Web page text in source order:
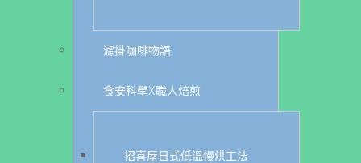
濾掛咖啡物語
食安科學X職人焙煎
招喜屋日式低溫慢烘工法